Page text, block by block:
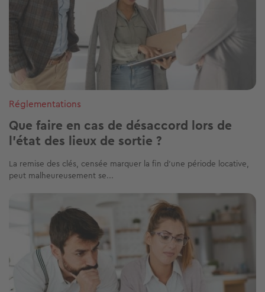
Réglementations
Que faire en cas de désaccord lors de
l'état des lieux de sortie ?
La remise des clés, censée marquer la fin d'une période locative,
peut malheureusement se...